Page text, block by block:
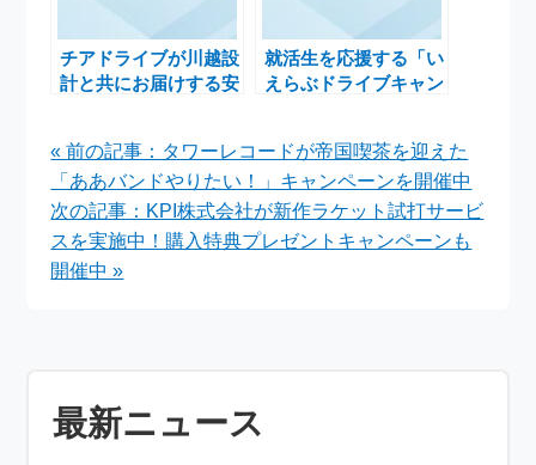
チアドライブが川越設
計と共にお届けする安
の参加者募集
就活生を応援する「い
えらぶドライブキャン
« 前の記事：タワーレコードが帝国喫茶を迎えた
「ああバンドやりたい！」キャンペーンを開催中
次の記事：KPI株式会社が新作ラケット試打サービ
スを実施中！購入特典プレゼントキャンペーンも
開催中 »
最新ニュース